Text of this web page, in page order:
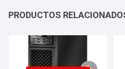
PRODUCTOS